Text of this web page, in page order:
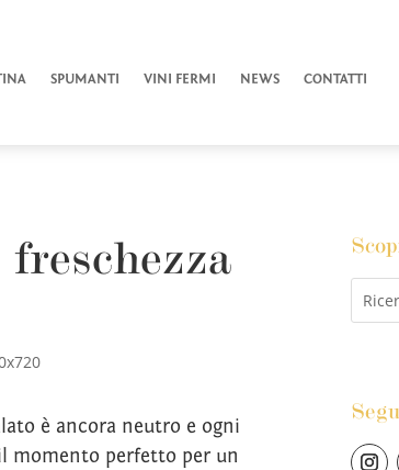
SPUMANTI VINI FERMI NEWS CONTATTI
è ancora neutro e ogni
momento perfetto per un